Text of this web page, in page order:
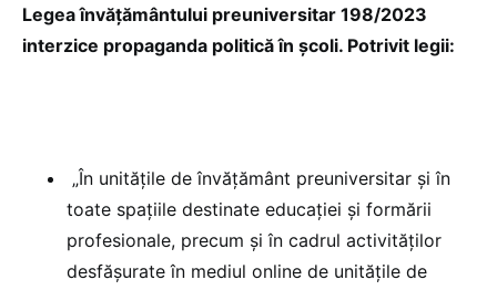
Legea învățământului preuniversitar 198/2023
interzice propaganda politică în școli. Potrivit legii:
„În unitățile de învățământ preuniversitar și în
toate spațiile destinate educației și formării
profesionale, precum și în cadrul activităților
desfășurate în mediul online de unitățile de